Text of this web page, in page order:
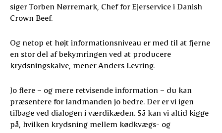
siger Torben Nørremark, Chef for Ejerservice i Danish
Crown Beef.
Og netop et højt informationsniveau er med til at fjerne
en stor del af bekymringen ved at producere
krydsningskalve, mener Anders Levring.
Jo flere – og mere retvisende information – du kan
præsentere for landmanden jo bedre. Der er vi igen
tilbage ved dialogen i værdikæden. Så kan vi altid kigge
på, hvilken krydsning mellem kødkvægs- og